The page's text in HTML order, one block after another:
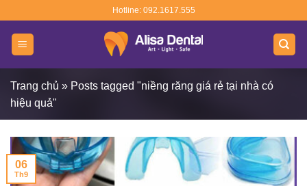
content
Hotline: 092.1617.555
Trang chủ » Posts tagged "niềng răng giá rẻ tại nhà có
hiệu quả"
06
Th9